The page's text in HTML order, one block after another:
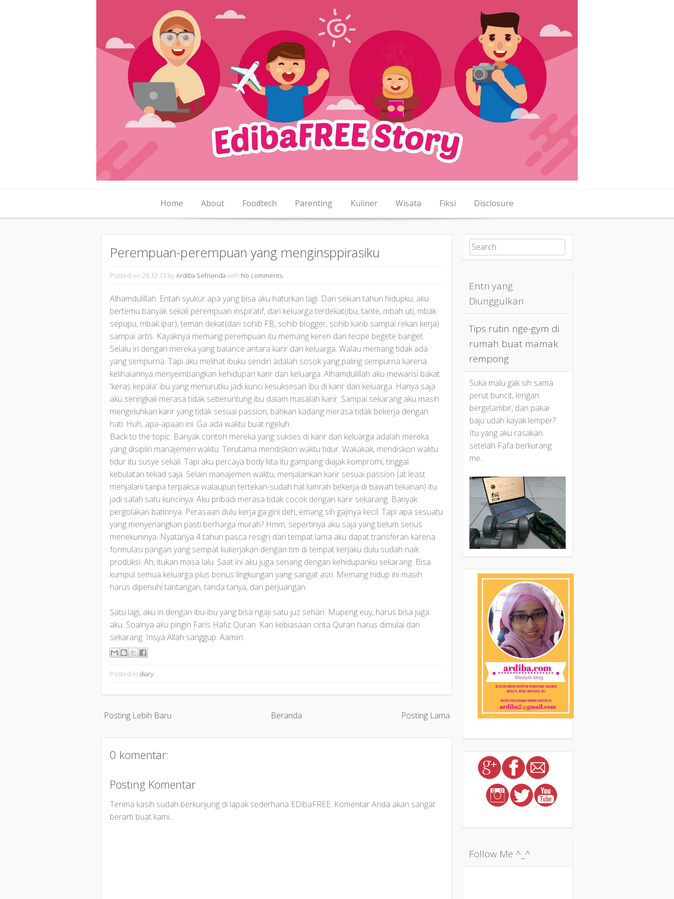
Home About Foodtech Parenting Kuliner Wisata Fiksi Disclosure
Perempuan-perempuan yang menginsppirasiku
Posted on 26.12.13 byArdiba Sefrienda with No comments
Alhamdulillah. Entah syukur apa yang bisa aku haturkan lagi. Dari sekian tahun hidupku, aku
bertemu banyak sekali perempuan inspiratif, dari keluarga terdekat(ibu, tante, mbah uti, mbak
sepupu, mbak ipar), teman dekat(dari sohib FB, sohib blogger, sohib karib sampai rekan kerja)
sampai artis. Kayaknya memang perempuan itu memang keren dan teope begete banget.
Selalu iri dengan mereka yang balance antara karir dan keluarga. Walau memang tidak ada
yang sempurna. Tapi aku melihat ibuku sendiri adalah sosok yang paling sempurna karena
kelihaiannya menyeimbangkan kehidupan karir dan keluarga. Alhamdulillah aku mewarisi bakat
'keras kepala' ibu yang menurutku jadi kunci kesuksesan ibu di karir dan keluarga. Hanya saja
aku seringkali merasa tidak seberuntung ibu dalam masalah karir. Sampai sekarang aku masih
mengeluhkan karir yang tidak sesuai passion, bahkan kadang merasa tidak bekerja dengan
hati. Huh, apa-apaan ini. Ga ada waktu buat ngeluh.
Back to the topic. Banyak contoh mereka yang sukses di karir dan keluarga adalah mereka
yang disiplin manajemen waktu. Terutama mendiskon waktu tidur. Wakakak, mendiskon waktu
tidur itu susye sekali. Tapi aku percaya body kita itu gampang diajak kompromi, tinggal
kebulatan tekad saja. Selain manajemen waktu, menjalankan karir sesuai passion (at least
menjalani tanpa terpaksa walaupun tertekan-sudah hal lumrah bekerja di bawah tekanan) itu
jadi salah satu kuncinya. Aku pribadi merasa tidak cocok dengan karir sekarang. Banyak
pergolakan batinnya. Perasaan dulu kerja ga gini deh, emang sih gajinya kecil. Tapi apa sesuatu
yang menyenangkan pasti berharga murah? Hmm, sepertinya aku saja yang belum serius
menekuninya. Nyatanya 4 tahun pasca resign dari tempat lama aku dapat transferan karena
formulasi pangan yang sempat kukerjakan dengan tim di tempat kerjaku dulu sudah naik
produksi. Ah, itukan masa lalu. Saat ini aku juga senang dengan kehidupanku sekarang. Bisa
kumpul semua keluarga plus bonus lingkungan yang sangat asri. Memang hidup ini masih
harus dipenuhi tantangan, tanda tanya, dan perjuangan.
Satu lagi, aku iri dengan ibu-ibu yang bisa ngaji satu juz sehari. Mupeng euy, harus bisa juga
aku. Soalnya aku pingin Faris Hafiz Quran. Kan kebiasaan cinta Quran harus dimulai dari
sekarang. Insya Allah sanggup. Aamiin.
Posted in diary
Posting Lebih Baru Posting Lama
Beranda
0 komentar:
Posting Komentar
Terima kasih sudah berkunjung di lapak sederhana EDibaFREE. Komentar Anda akan sangat
berarti buat kami...
Search for:
Entri yang
Diunggulkan
Tips rutin nge-gym di
rumah buat mamak
rempong
Suka malu gak sih sama
perut buncit, lengan
bergelambir, dan pakai
baju udah kayak lemper?
Itu yang aku rasakan
setelah Fafa berkurang
me...
Follow Me ^_^